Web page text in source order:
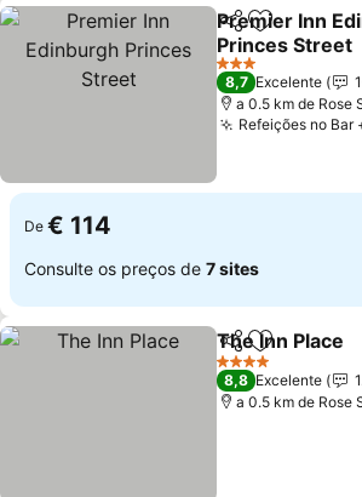
PartilharAdicionar
Premier Inn
Princes Street
3 Estrelas
8,7 Excelente
a 0.5 km de Rose
Refeições no Bar
De € 114
Consulte os preços de 7 sites
PartilharAdicionar
The Inn Place
4 Estrelas
8,8 Excelente
a 0.5 km de Rose